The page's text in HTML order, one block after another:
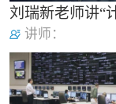
讲师：